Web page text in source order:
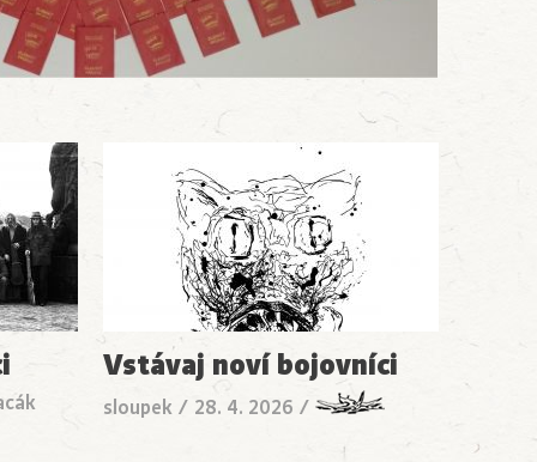
Vstávaj noví bojovníci
sloupek / 28. 4. 2026 /